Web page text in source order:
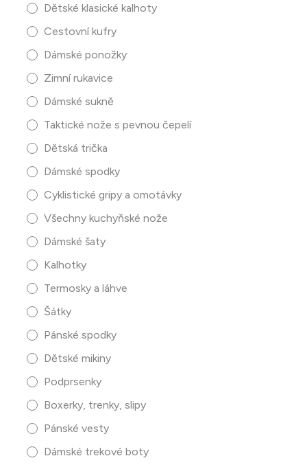
Dětské klasické kalhoty
Cestovní kufry
Dámské ponožky
Zimní rukavice
Dámské sukně
Taktické nože s pevnou čepelí
Dětská trička
Dámské spodky
Cyklistické gripy a omotávky
Všechny kuchyňské nože
Dámské šaty
Kalhotky
Termosky a láhve
Šátky
Pánské spodky
Dětské mikiny
Podprsenky
Boxerky, trenky, slipy
Pánské vesty
Dámské trekové boty